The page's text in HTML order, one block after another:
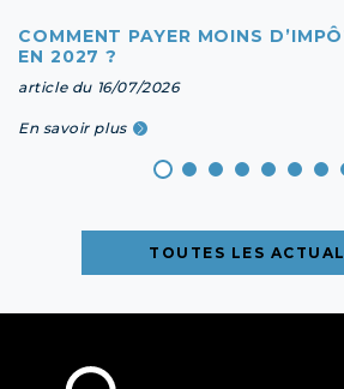
COMMENT PAYER MOINS
EN 2027 ?
article du 16/07/2026
En savoir plus
TOUTES LES